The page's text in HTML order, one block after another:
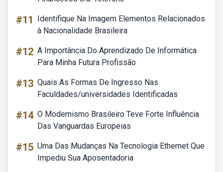
#11
Identifique Na Imagem Elementos Relacionados
à Nacionalidade Brasileira
#12 A Importância Do Aprendizado De Informática
Para Minha Futura Profissão
#13 Quais As Formas De Ingresso Nas
Faculdades/universidades Identificadas
#14 O Modernismo Brasileiro Teve Forte Influência
Das Vanguardas Europeias
#15 Uma Das Mudanças Na Tecnologia Ethernet Que
Impediu Sua Aposentadoria